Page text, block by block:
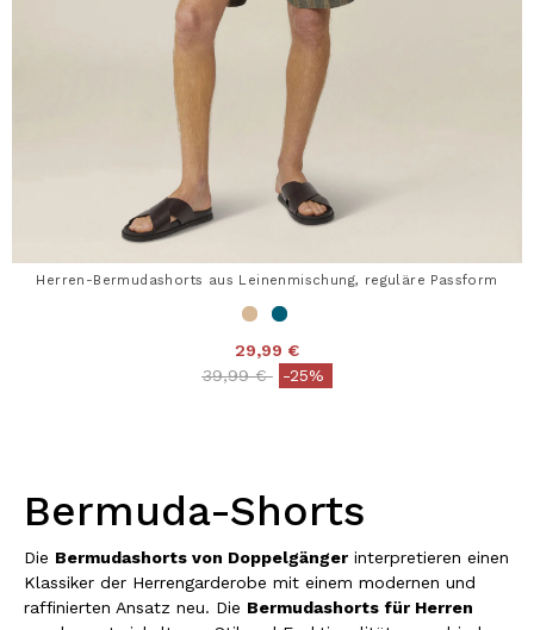
Herren-Bermudashorts aus Leinenmischung, reguläre Passform
29,99 €
Price reduced from
39,99 €to-25%
Bermuda-Shorts
Die Bermudashorts von Doppelgänger interpretieren einen
Klassiker der Herrengarderobe mit einem modernen und
raffinierten Ansatz neu. Die Bermudashorts für Herren